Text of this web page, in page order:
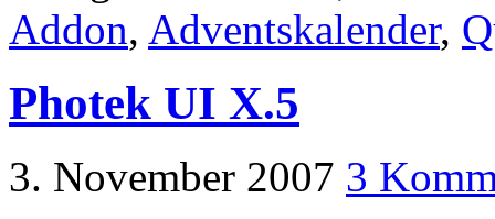
Addon, Adventskalender,
Photek UI X.5
3. November 2007 3